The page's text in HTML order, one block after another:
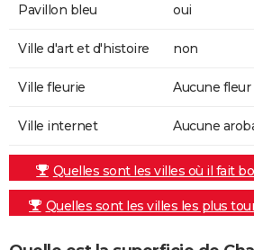
Pavillon bleu oui
Ville d'art et d'histoire non
Ville fleurie Aucune fleur
Ville internet Aucune
Quelles sont les villes où il fait
Quelles sont les villes les plus